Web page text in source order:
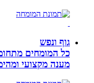
גוף ונפש
כל המומחים מתחומי
מענה מקצועי ומהימן